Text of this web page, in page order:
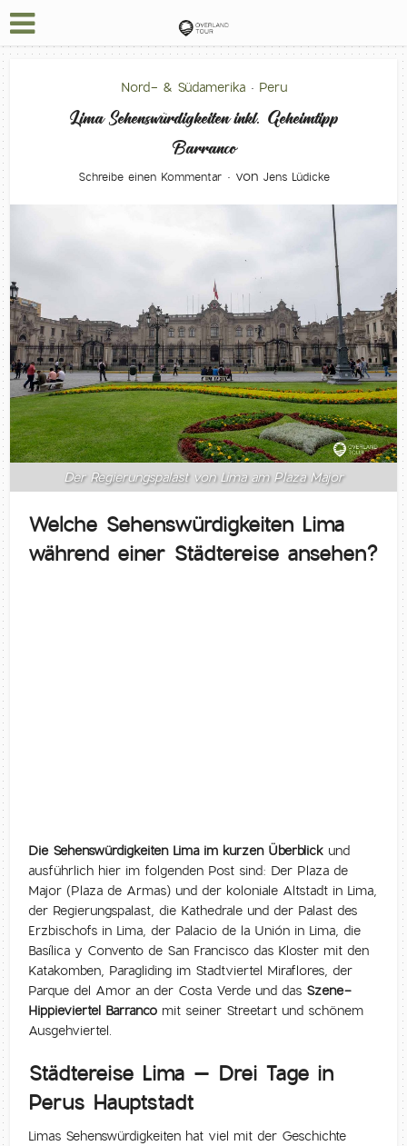
Nord- & Südamerika • Peru
Lima Sehenswürdigkeiten inkl. Geheimtipp
Barranco
Schreibe einen Kommentar von Jens Lüdicke
Der Regierungspalast von Lima am Plaza Major
Welche Sehenswürdigkeiten Lima
während einer Städtereise ansehen?
Die Sehenswürdigkeiten Lima im kurzen Überblick und
ausführlich hier im folgenden Post sind: Der Plaza de
Major (Plaza de Armas) und der koloniale Altstadt in Lima,
der Regierungspalast, die Kathedrale und der Palast des
Erzbischofs in Lima, der Palacio de la Unión in Lima, die
Basílica y Convento de San Francisco das Kloster mit den
Katakomben, Paragliding im Stadtviertel Miraflores, der
Parque del Amor an der Costa Verde und das Szene-
Hippieviertel Barranco mit seiner Streetart und schönem
Ausgehviertel.
Städtereise Lima – Drei Tage in
Perus Hauptstadt
Limas Sehenswürdigkeiten hat viel mit der Geschichte